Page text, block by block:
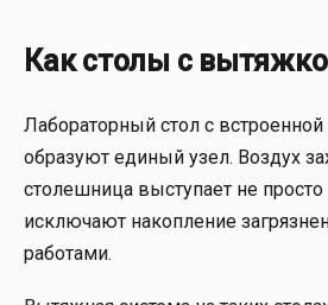
Как столы с
Лабораторный стол с
образуют единый узел. Воздух
столешница выступает не
исключают накопление
работами.